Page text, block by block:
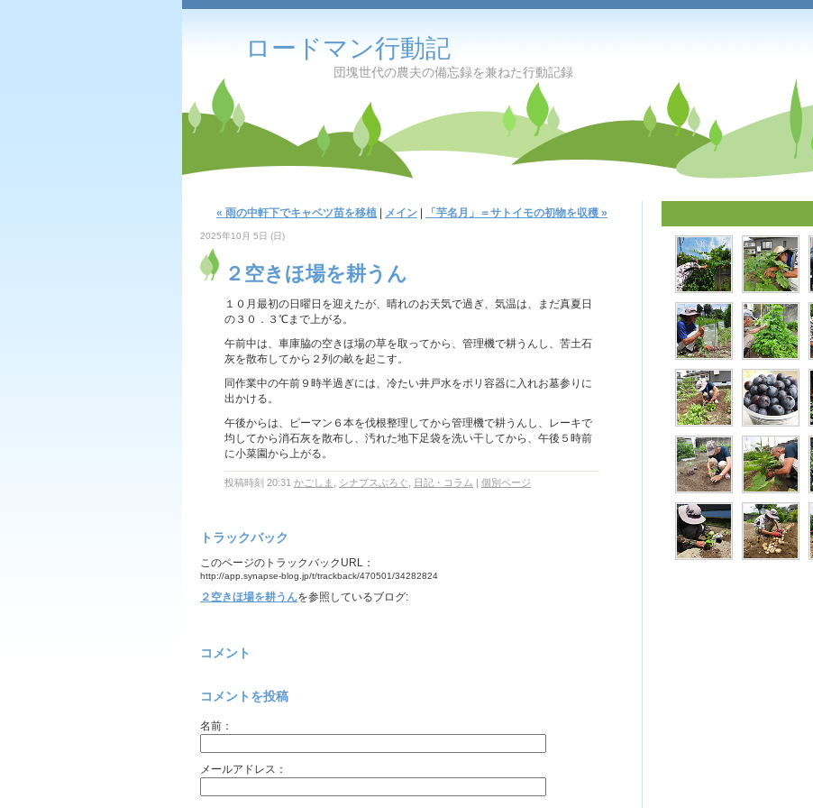
ロードマン行動記
団塊世代の農夫の備忘録を兼ねた行動記録
« 雨の中軒下でキャベツ苗を移植 メイン 「芋名月」＝サトイモの初物を収穫 »
2025年10月 5日 (日)
２空きほ場を耕うん
１０月最初の日曜日を迎えたが、晴れのお天気で過ぎ、気温は、まだ真夏日
の３０．３℃まで上がる。
午前中は、車庫脇の空きほ場の草を取ってから、管理機で耕うんし、苦土石
灰を散布してから２列の畝を起こす。
同作業中の午前９時半過ぎには、冷たい井戸水をポリ容器に入れお墓参りに
出かける。
午後からは、ピーマン６本を伐根整理してから管理機で耕うんし、レーキで
均してから消石灰を散布し、汚れた地下足袋を洗い干してから、午後５時前
に小菜園から上がる。
投稿時刻 20:31 かごしま シナプスぶろぐ 日記・コラム | 個別ページ
トラックバック
このページのトラックバックURL：
http://app.synapse-blog.jp/t/trackback/470501/34282824
２空きほ場を耕うんを参照しているブログ:
コメント
コメントを投稿
名前：
メールアドレス：